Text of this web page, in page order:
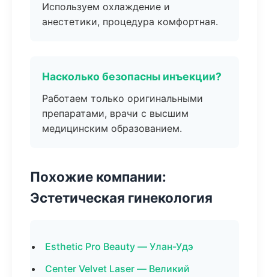
Используем охлаждение и
анестетики, процедура комфортная.
Насколько безопасны инъекции?
Работаем только оригинальными
препаратами, врачи с высшим
медицинским образованием.
Похожие компании:
Эстетическая гинекология
Esthetic Pro Beauty — Улан-Удэ
Center Velvet Laser — Великий